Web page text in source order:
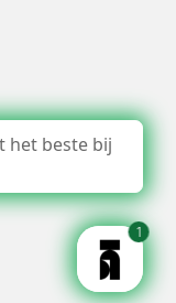
het beste bij
1